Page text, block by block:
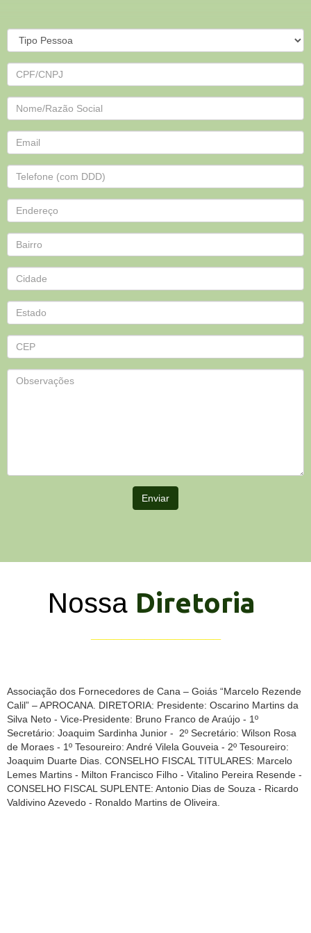
Enviar
Nossa Diretoria
Associação dos Fornecedores de Cana – Goiás “Marcelo Rezende
Calil” – APROCANA. DIRETORIA: Presidente: Oscarino Martins da
Silva Neto - Vice-Presidente: Bruno Franco de Araújo - 1º
Secretário: Joaquim Sardinha Junior - 2º Secretário: Wilson Rosa
de Moraes - 1º Tesoureiro: André Vilela Gouveia - 2º Tesoureiro:
Joaquim Duarte Dias. CONSELHO FISCAL TITULARES: Marcelo
Lemes Martins - Milton Francisco Filho - Vitalino Pereira Resende -
CONSELHO FISCAL SUPLENTE: Antonio Dias de Souza - Ricardo
Valdivino Azevedo - Ronaldo Martins de Oliveira.